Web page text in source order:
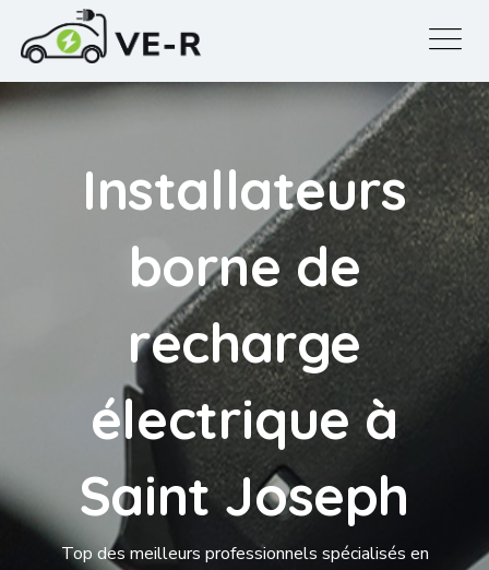
Installateurs
borne de
recharge
électrique à
Saint Joseph
Top des meilleurs professionnels spécialisés en